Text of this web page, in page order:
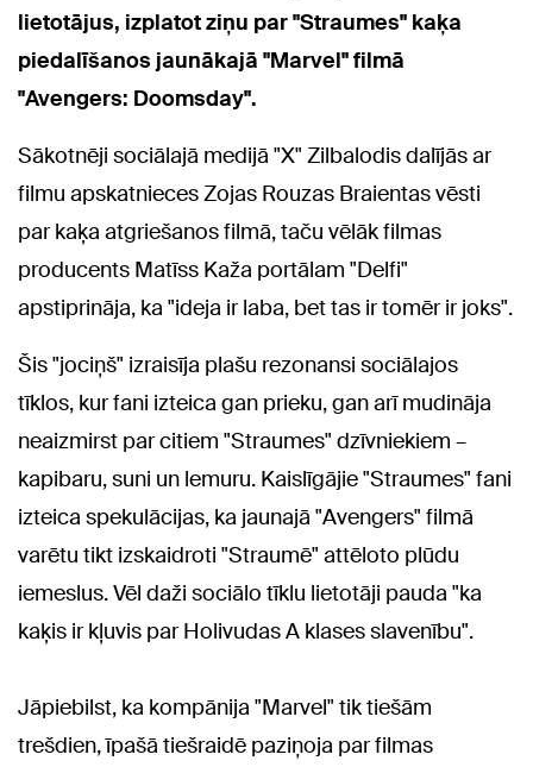
lietotājus, izplatot ziņu par "Straumes" kaķa
piedalīšanos jaunākajā "Marvel" filmā
"Avengers: Doomsday".
Sākotnēji sociālajā medijā "X" Zilbalodis dalījās ar
filmu apskatnieces Zojas Rouzas Braientas vēsti
par kaķa atgriešanos filmā, taču vēlāk filmas
producents Matīss Kaža portālam "Delfi"
apstiprināja, ka "ideja ir laba, bet tas ir tomēr ir joks".
Šis "jociņš" izraisīja plašu rezonansi sociālajos
tīklos, kur fani izteica gan prieku, gan arī mudināja
neaizmirst par citiem "Straumes" dzīvniekiem –
kapibaru, suni un lemuru. Kaislīgājie "Straumes" fani
izteica spekulācijas, ka jaunajā "Avengers" filmā
varētu tikt izskaidroti "Straumē" attēloto plūdu
iemeslus. Vēl daži sociālo tīklu lietotāji pauda "ka
kaķis ir kļuvis par Holivudas A klases slavenību".
Jāpiebilst, ka kompānija "Marvel" tik tiešām
trešdien, īpašā tiešraidē paziņoja par filmas